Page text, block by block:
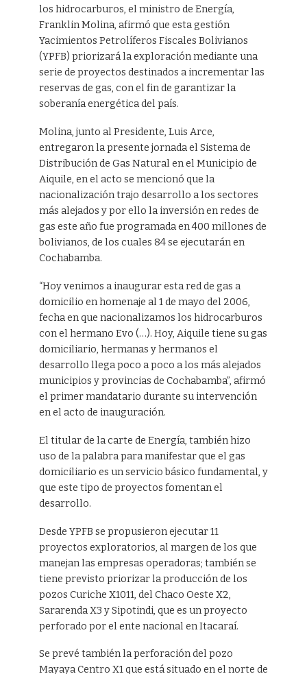
los hidrocarburos, el ministro de Energía,
Franklin Molina, afirmó que esta gestión
Yacimientos Petrolíferos Fiscales Bolivianos
(YPFB) priorizará la exploración mediante una
serie de proyectos destinados a incrementar las
reservas de gas, con el fin de garantizar la
soberanía energética del país.
Molina, junto al Presidente, Luis Arce,
entregaron la presente jornada el Sistema de
Distribución de Gas Natural en el Municipio de
Aiquile, en el acto se mencionó que la
nacionalización trajo desarrollo a los sectores
más alejados y por ello la inversión en redes de
gas este año fue programada en 400 millones de
bolivianos, de los cuales 84 se ejecutarán en
Cochabamba.
“Hoy venimos a inaugurar esta red de gas a
domicilio en homenaje al 1 de mayo del 2006,
fecha en que nacionalizamos los hidrocarburos
con el hermano Evo (…). Hoy, Aiquile tiene su gas
domiciliario, hermanas y hermanos el
desarrollo llega poco a poco a los más alejados
municipios y provincias de Cochabamba”, afirmó
el primer mandatario durante su intervención
en el acto de inauguración.
El titular de la carte de Energía, también hizo
uso de la palabra para manifestar que el gas
domiciliario es un servicio básico fundamental, y
que este tipo de proyectos fomentan el
desarrollo.
Desde YPFB se propusieron ejecutar 11
proyectos exploratorios, al margen de los que
manejan las empresas operadoras; también se
tiene previsto priorizar la producción de los
pozos Curiche X1011, del Chaco Oeste X2,
Sararenda X3 y Sipotindi, que es un proyecto
perforado por el ente nacional en Itacaraí.
Se prevé también la perforación del pozo
Mayaya Centro X1 que está situado en el norte de